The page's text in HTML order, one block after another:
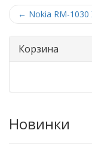
← Nokia RM-1030
Корзина
Новинки